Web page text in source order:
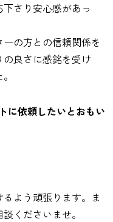
さり安心感があっ
の方との信頼関係を
良さに感銘を受け
に依頼したいとおもい
よう頑張ります。ま
くださいませ。